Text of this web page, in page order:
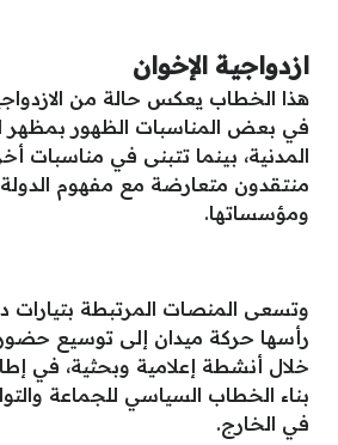
ازدواجية الإخوان
هذا الخطاب يعكس حالة من
في بعض المناسبات الظهور بمظهر
المدنية، بينما تتبنى في مناسبات
منتقدون متعارضة مع مفهوم الدولة
ومؤسساتها.
وتسعى المنصات المرتبطة بتيارات
رأسها حركة ميدان إلى توسيع
خلال أنشطة إعلامية وبحثية، في
بناء الخطاب السياسي للجماعة
في الخارج.